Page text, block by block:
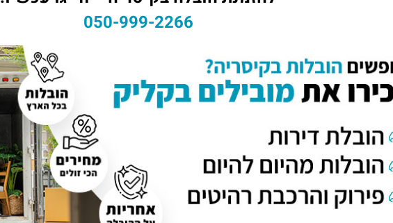
050-999-2266